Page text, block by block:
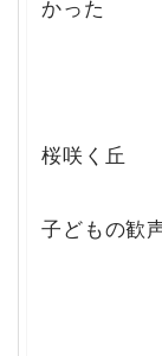
かった
桜咲く丘
子どもの歓